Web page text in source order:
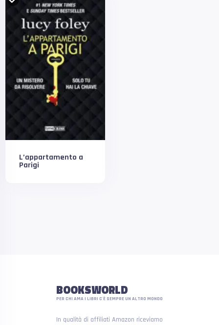
L’appartamento a
Parigi
BOOKSWORLD
PER CHI AMA I LIBRI C'È SEMPRE UN ALTRO MONDO
In qualità di affiliati Amazon riceviamo